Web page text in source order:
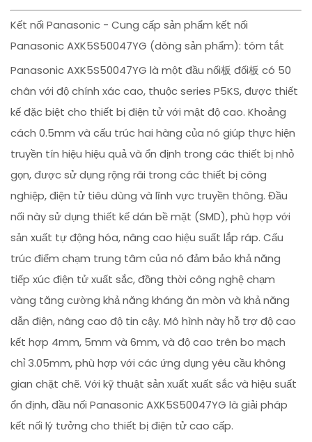
Kết nối Panasonic - Cung cấp sản phẩm kết nối
Panasonic AXK5S50047YG (dòng sản phẩm): tóm tắt
Panasonic AXK5S50047YG là một đầu nối板 đối板 có 50
chân với độ chính xác cao, thuộc series P5KS, được thiết
kế đặc biệt cho thiết bị điện tử với mật độ cao. Khoảng
cách 0.5mm và cấu trúc hai hàng của nó giúp thực hiện
truyền tín hiệu hiệu quả và ổn định trong các thiết bị nhỏ
gọn, được sử dụng rộng rãi trong các thiết bị công
nghiệp, điện tử tiêu dùng và lĩnh vực truyền thông. Đầu
nối này sử dụng thiết kế dán bề mặt (SMD), phù hợp với
sản xuất tự động hóa, nâng cao hiệu suất lắp ráp. Cấu
trúc điểm chạm trung tâm của nó đảm bảo khả năng
tiếp xúc điện tử xuất sắc, đồng thời công nghệ chạm
vàng tăng cường khả năng kháng ăn mòn và khả năng
dẫn điện, nâng cao độ tin cậy. Mô hình này hỗ trợ độ cao
kết hợp 4mm, 5mm và 6mm, và độ cao trên bo mạch
chỉ 3.05mm, phù hợp với các ứng dụng yêu cầu không
gian chặt chẽ. Với kỹ thuật sản xuất xuất sắc và hiệu suất
ổn định, đầu nối Panasonic AXK5S50047YG là giải pháp
kết nối lý tưởng cho thiết bị điện tử cao cấp.